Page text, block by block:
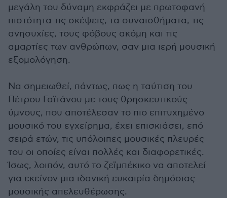
μεγάλη του δύναμη εκφράζει με πρωτοφανή
πιστότητα τις σκέψεις, τα συναισθήματα, τις
ανησυχίες, τους φόβους ακόμη και τις
αμαρτίες των ανθρώπων, σαν μια ιερή μουσική
εξομολόγηση.
Να σημειωθεί, πάντως, πως η ταύτιση του
Πέτρου Γαϊτάνου με τους θρησκευτικούς
ύμνους, που αποτέλεσαν το πιο επιτυχημένο
μουσικό του εγχείρημα, έχει επισκιάσει, επό
σειρά ετών, τις υπόλοιπες μουσικές πλευρές
του οι οποίες είναι πολλές και διαφορετικές.
Ίσως, λοιπόν, αυτό το ζεϊμπέκικο να αποτελεί
για εκείνον μια ιδανική ευκαιρία δημόσιας
μουσικής απελευθέρωσης.